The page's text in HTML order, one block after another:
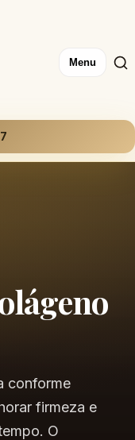
Menu
conforme
firmeza e
O